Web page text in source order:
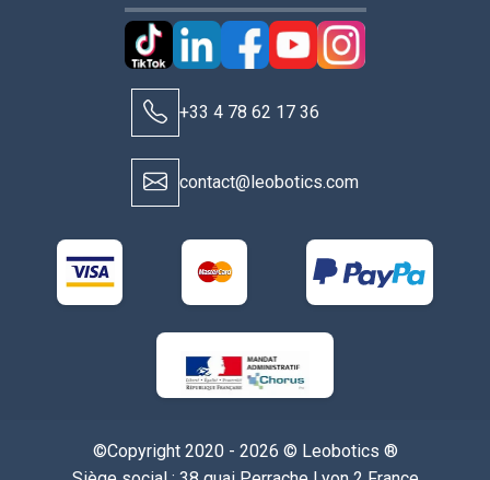
+33 4 78 62 17 36
contact@leobotics.com
©Copyright 2020 - 2026 © Leobotics ®